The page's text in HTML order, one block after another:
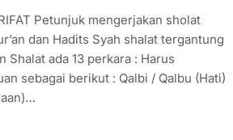
Petunjuk mengerjakan sholat
dan Hadits Syah shalat tergantung
Shalat ada 13 perkara : Harus
sebagai berikut : Qalbi / Qalbu (Hati)